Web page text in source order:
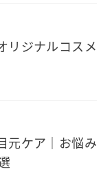
ジナルコスメ
元ケア｜お悩み